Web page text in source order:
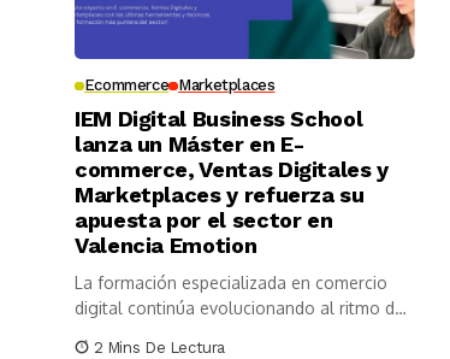
Ecommerce Marketplaces
IEM Digital Business School
lanza un Máster en E-
commerce, Ventas Digitales y
Marketplaces y refuerza su
apuesta por el sector en
Valencia Emotion
La formación especializada en comercio
digital continúa evolucionando al ritmo del
2 Mins De Lectura